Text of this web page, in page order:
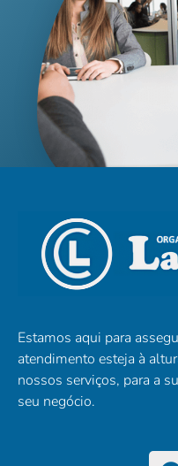
Estamos aqui para
atendimento esteja à
nossos serviços, para a
seu negócio.